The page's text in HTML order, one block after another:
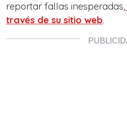
reportar fallas inesperadas,
través de su sitio web.